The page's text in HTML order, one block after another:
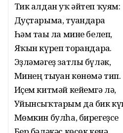
Тик алдан уҡ әйтеп ҡуям:
Дуҫтарыма, туғандарға
Һәм тағы ла мине белеп,
Яҡын күреп торғандарға.
Эҙләмәгеҙ затлы бүләк,
Минең тыуған көнөмә тип.
Иҫем китмәй кейемгә лә,
Уйынсыҡтарым да бик
Мөмкин булһа, бирегеҙсе